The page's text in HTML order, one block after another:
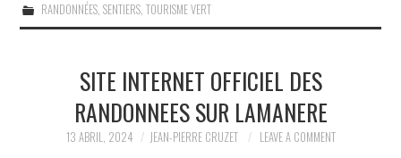
RANDONNÉES, SENTIERS, TOURISME VERT
SITE INTERNET OFFICIEL DES
RANDONNEES SUR LAMANERE
13 ABRIL, 2024 JEAN-PIERRE CRUZET LEAVE A COMMENT